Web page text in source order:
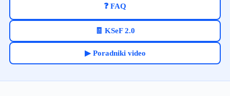
❓ FAQ
🧾 KSeF 2.0
▶ Poradniki video